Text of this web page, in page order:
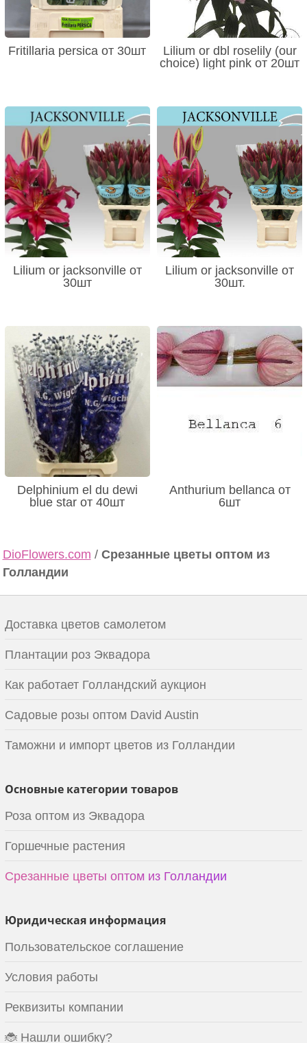
Fritillaria persica от 30шт
Lilium or dbl roselily (our
choice) light pink от 20шт
Lilium or jacksonville от
30шт
Lilium or jacksonville от
30шт.
Delphinium el du dewi
blue star от 40шт
Anthurium bellanca от
6шт
DioFlowers.com / Срезанные цветы оптом из
Голландии
Доставка цветов самолетом
Плантации роз Эквадора
Как работает Голландский аукцион
Садовые розы оптом David Austin
Таможни и импорт цветов из Голландии
Основные категории товаров
Роза оптом из Эквадора
Горшечные растения
Срезанные цветы оптом из Голландии
Юридическая информация
Пользовательское соглашение
Условия работы
Реквизиты компании
🐞 Нашли ошибку?